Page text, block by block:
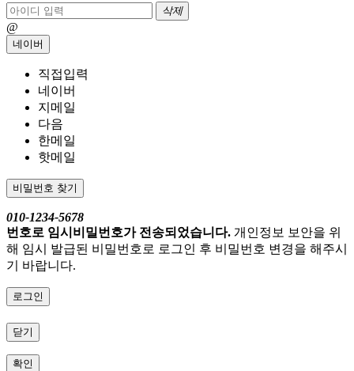
삭제
@
네이버
직접입력
네이버
지메일
다음
한메일
핫메일
비밀번호 찾기
010-1234-5678
번호로 임시비밀번호가 전송되었습니다. 개인정보 보안을 위
해 임시 발급된 비밀번호로 로그인 후 비밀번호 변경을 해주시
기 바랍니다.
로그인
닫기
확인